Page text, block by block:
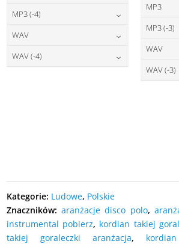
cena:
DODAJ DO KOSZYKA
MP3 (-4)
DODAJ DO KOSZYKA
WAV
cena:
WAV (-4)
MP3
MP3 (-3)
WAV
WAV (-3)
Kategorie: Ludowe, Polskie
Znaczników:aranżacje disco polo,
instrumental pobierz, kordian takiej
takiej goraleczki aranżacja,